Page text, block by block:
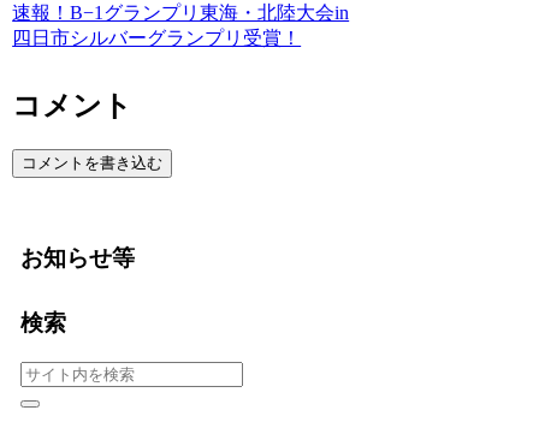
速報！B−1グランプリ東海・北陸大会in
四日市シルバーグランプリ受賞！
コメント
コメントを書き込む
お知らせ等
検索